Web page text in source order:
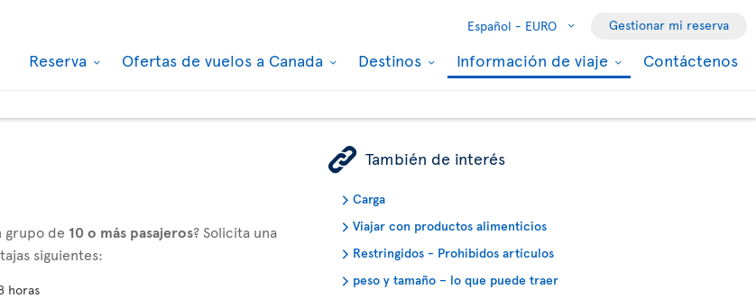
Español - EURO Gestionar mi reserva
Reserva Ofertas de vuelos a Canada Destinos Información de viaje Contáctenos
grupo de 10 o más pasajeros? Solicita una
siguientes:
horas
ÿ También de interés
Carga
Viajar con productos alimenticios
Restringidos - Prohibidos artículos
peso y tamaño – lo que puede traer